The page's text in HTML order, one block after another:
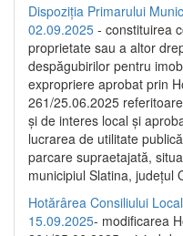
Dispoziția Primarului
02.09.2025 - constituirea
proprietate sau a altor
despăgubirilor pentru
expropriere aprobat prin
261/25.06.2025
și de interes local și
lucrarea de utilitate
parcare supraetajată,
municipiul Slatina, județul
Hotărârea Consiliului
15.09.2025- modificarea